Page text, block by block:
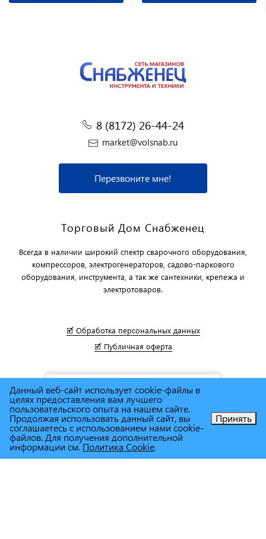
8 (8172) 26-44-24
market@volsnab.ru
Перезвоните мне!
Торговый Дом Снабженец
Всегда в наличии широкий спектр сварочного оборудования,
компрессоров, электрогенераторов, садово-паркового
оборудования, инструмента, а так же сантехники, крепежа и
электротоваров.
🗹 Обработка персональных данных
🗹 Публичная оферта
Позвоните нам!
Данный веб-сайт использует cookie-файлы в
целях предоставления вам лучшего
пользовательского опыта на нашем сайте.
Продолжая использовать данный сайт, вы
соглашаетесь с использованием нами cookie-
файлов. Для получения дополнительной
информации см.Политика Cookie.
Принять